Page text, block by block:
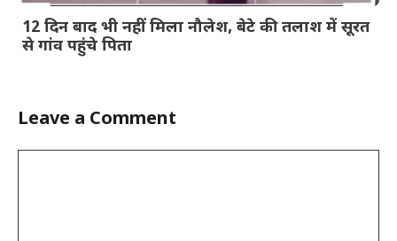
12 दिन बाद भी नहीं मिला नौलेश, बेटे की तलाश में सूरत
से गांव पहुंचे पिता
Leave a Comment